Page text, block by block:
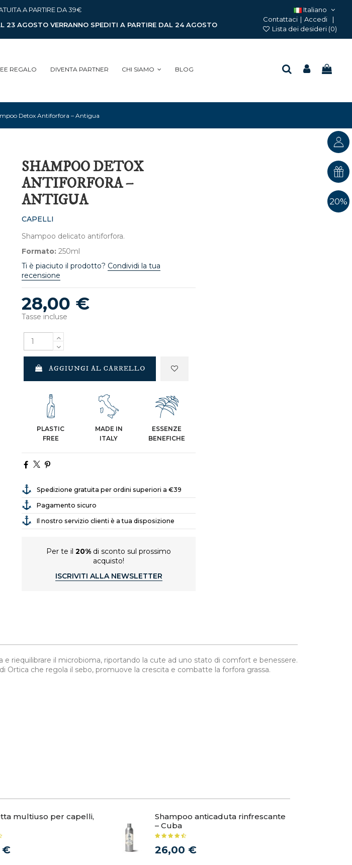
A PARTIRE DA 39€
23 AGOSTO VERRANNO SPEDITI A PARTIRE DAL 24 AGOSTO
Italiano
Contattaci | Accedi
Lista dei desideri (0)
REGALO DIVENTA PARTNER CHI SIAMO BLOG
Detox Antiforfora – Antigua
SHAMPOO DETOX
ANTIFORFORA –
ANTIGUA
CAPELLI
Shampoo delicato antiforfora.
Formato: 250ml
Ti è piaciuto il prodotto? Condividi la tua
recensione
28,00 €
Tasse incluse
AGGIUNGI AL CARRELLO
PLASTIC
FREE
MADE IN
ITALY
ESSENZE
BENEFICHE
Spedizione gratuita per ordini superiori a €39
Pagamento sicuro
Il nostro servizio clienti è a tua disposizione
Per te il20% di sconto sul prossimo
acquisto!
ISCRIVITI ALLA NEWSLETTER
riequilibrare il microbioma, riportando la cute ad uno stato di comfort e benessere.
che regola il sebo, promuove la crescita e combatte la forfora grassa.
multiuso per capelli,
€
Shampoo anticaduta rinfrescante
– Cuba
26,00 €
20%